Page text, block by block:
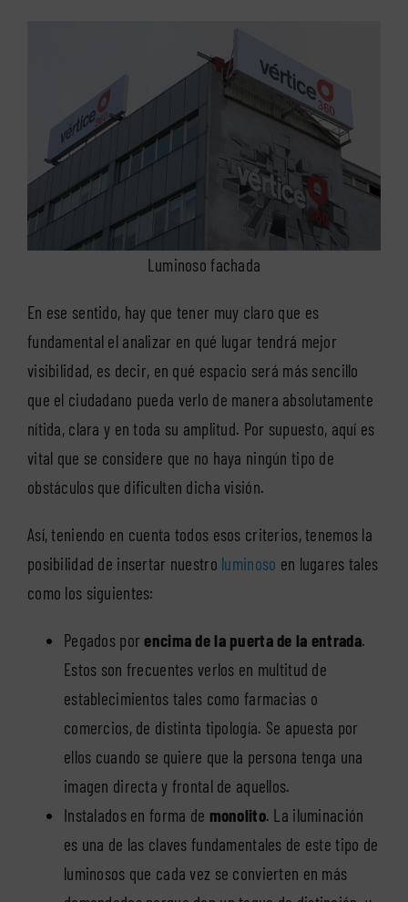
Luminoso fachada
En ese sentido, hay que tener muy claro que es
fundamental el analizar en qué lugar tendrá mejor
visibilidad, es decir, en qué espacio será más sencillo
que el ciudadano pueda verlo de manera absolutamente
nítida, clara y en toda su amplitud. Por supuesto, aquí es
vital que se considere que no haya ningún tipo de
obstáculos que dificulten dicha visión.
Así, teniendo en cuenta todos esos criterios, tenemos la
posibilidad de insertar nuestro luminoso en lugares tales
como los siguientes:
Pegados porencima de la puerta de la entrada.
Estos son frecuentes verlos en multitud de
establecimientos tales como farmacias o
comercios, de distinta tipología. Se apuesta por
ellos cuando se quiere que la persona tenga una
imagen directa y frontal de aquellos.
Instalados en forma de monolito. La iluminación
es una de las claves fundamentales de este tipo de
luminosos que cada vez se convierten en más